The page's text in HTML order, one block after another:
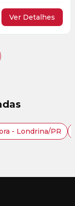
Ver Detalhes
- Londrina/PR